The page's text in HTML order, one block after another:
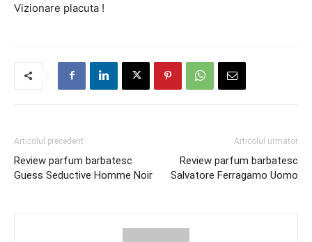
Vizionare placuta !
Articolul precedent
Review parfum barbatesc
Guess Seductive Homme Noir
Articolul urmator
Review parfum barbatesc
Salvatore Ferragamo Uomo